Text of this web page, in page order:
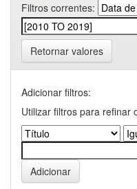
Filtros correntes:
Retornar valores
Adicionar filtros:
Utilizar filtros para refinar